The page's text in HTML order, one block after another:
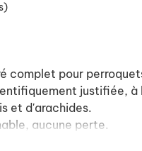
complet pour
justifiée, à
et d'arachides.
aucune perte.
stimuler la flore